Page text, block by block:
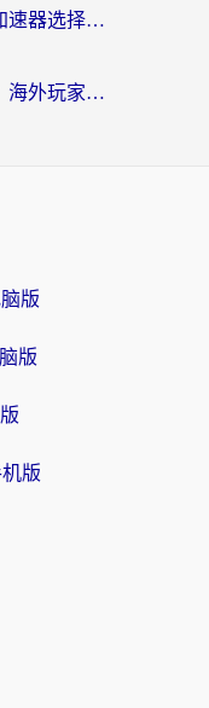
英国玩枪神纪总卡顿？这篇加速器选择指南帮你告别延迟（附实测推荐）
最强蜗牛迅游加速器有用吗？海外玩家国服游戏加速避坑指南（附德国玩忍者必须死3流星蝴蝶剑解决办法）
版
版
版